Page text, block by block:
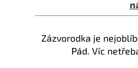
Zázvorodka je
Pád. Víc